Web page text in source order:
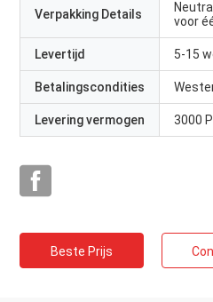
Verpakking Details
voor
Levertijd 5-15
Betalingscondities
Levering vermogen 3000
Beste Prijs